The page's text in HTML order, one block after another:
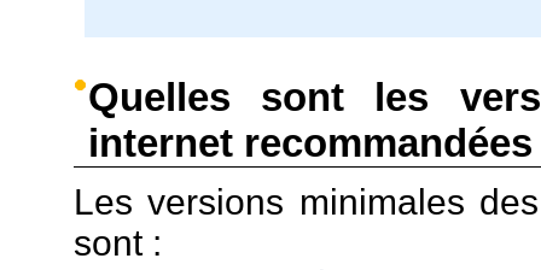
Quelles sont les
internet
Les versions minimales
sont :